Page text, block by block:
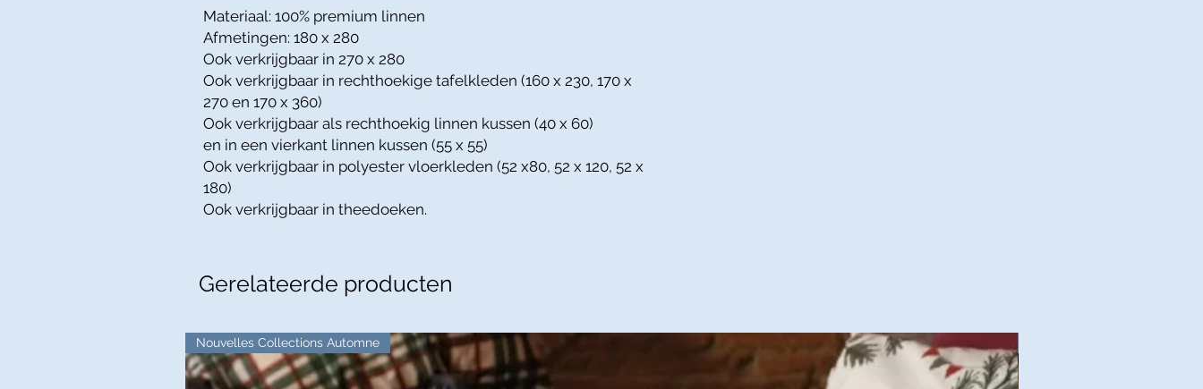
Materiaal: 100% premium linnen
Afmetingen: 180 x 280
Ook verkrijgbaar in 270 x 280
Ook verkrijgbaar in rechthoekige tafelkleden (160 x 230, 170 x
270 en 170 x 360)
Ook verkrijgbaar als rechthoekig linnen kussen (40 x 60)
en in een vierkant linnen kussen (55 x 55)
Ook verkrijgbaar in polyester vloerkleden (52 x80, 52 x 120, 52 x
180)
Ook verkrijgbaar in theedoeken.
Gerelateerde producten
Nouvelles Collections Automne